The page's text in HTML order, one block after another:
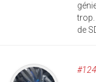
trop.
de